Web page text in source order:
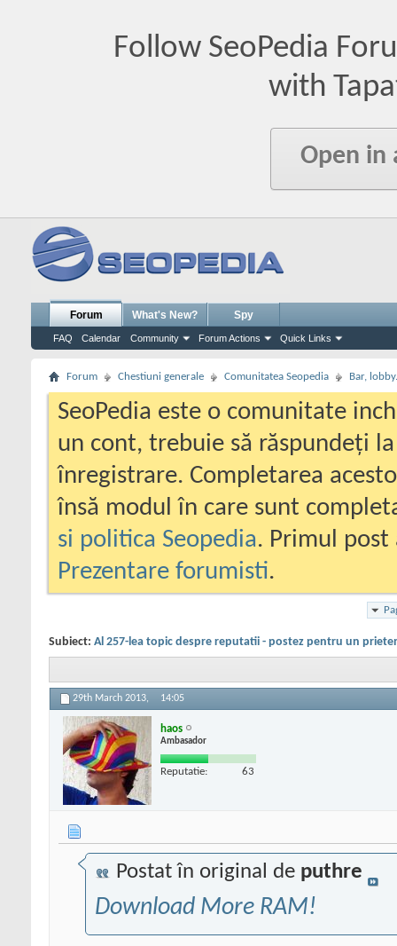
Follow SeoPedia
with
Open in
Forum
FAQ Calendar Community Forum Actions Quick Links
What's New? Spy
Forum Chestiuni generale Comunitatea Seopedia Bar,
SeoPedia este o comunitate
un cont, trebuie să răspundeți
înregistrare. Completarea
însă modul în care sunt
si politica Seopedia. Primul
Prezentare forumisti.
Subiect: Al 257-lea topic despre reputatii - postez pentru un
29th March 2013, 14:05
haos
Ambasador
Reputatie: 63
Postat în original de puthre
Download More RAM!